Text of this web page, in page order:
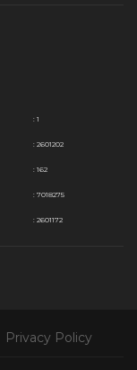
: 1
: 2601202
: 162
: 7018275
: 2601172
Privacy Policy